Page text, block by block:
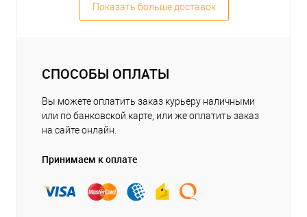
Показать больше доставок
СПОСОБЫ ОПЛАТЫ
Вы можете оплатить заказ курьеру наличными
или по банковской карте, или же оплатить заказ
на сайте онлайн.
Принимаем к оплате